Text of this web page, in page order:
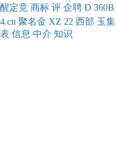
醒定竞 商标 评 企聘 D 360B
4.cn 聚名金 XZ 22 西部 玉集
表 信息 中介 知识